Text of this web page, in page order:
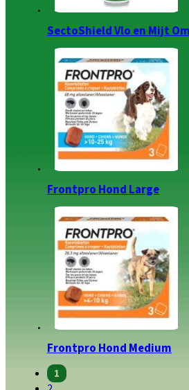
SectoShield Vlo en Mijt
Frontpro Hond Large
Frontpro Hond Medium
1